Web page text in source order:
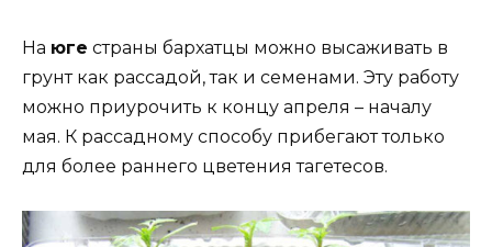
На юге страны бархатцы можно высаживать в
грунт как рассадой, так и семенами. Эту работу
можно приурочить к концу апреля – началу
мая. К рассадному способу прибегают только
для более раннего цветения тагетесов.